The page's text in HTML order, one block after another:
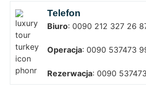
Telefon
Biuro: 0090 212 327 26
Operacja: 0090 537473
Rezerwacja: 0090